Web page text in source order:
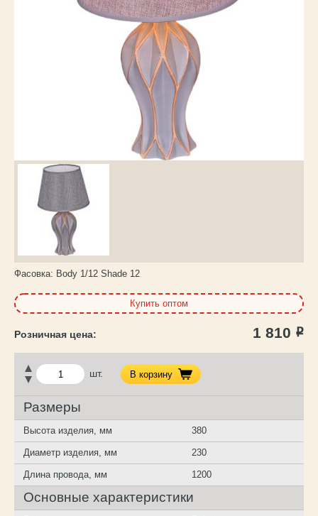
Фасовка: Body 1/12 Shade 12
Купить оптом
1 810 Р
шт. В корзину
Размеры
Высота изделия, мм 380
Диаметр изделия, мм 230
Длина провода, мм 1200
Основные характеристики